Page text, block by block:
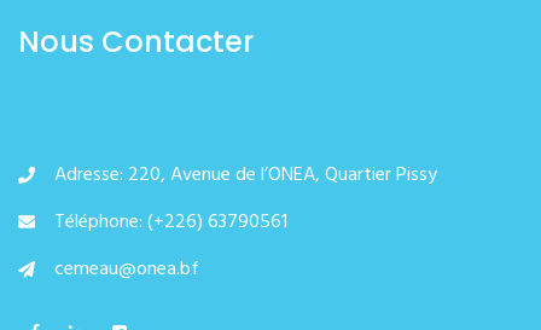
Nous Contacter
Adresse: 220, Avenue de l’ONEA, Quartier Pissy
Téléphone: (+226) 63790561
cemeau@onea.bf